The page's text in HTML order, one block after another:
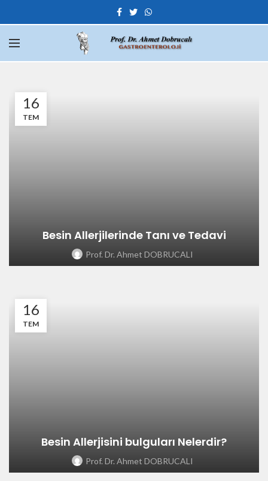
16
TEM
Besin Allerjilerinde Tanı ve Tedavi
Prof. Dr. Ahmet DOBRUCALI
16
TEM
Besin Allerjisini bulguları Nelerdir?
Prof. Dr. Ahmet DOBRUCALI